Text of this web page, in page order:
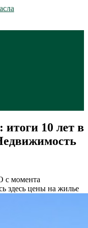
10 лет в
с момента
здесь цены на жилье